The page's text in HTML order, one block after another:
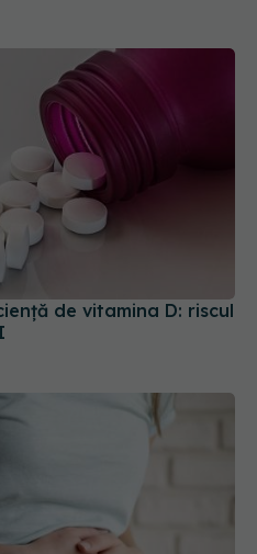
de vitamina D: riscul